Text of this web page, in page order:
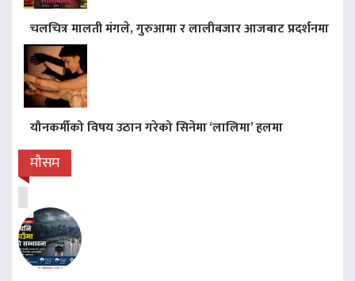
चलचित्र मालती मंगले, गुरुआमा र लालीबजार आजबाट प्रदर्शनमा
यौनकर्मीको विषय उठान गरेको सिनेमा ‘लालिमा’ हलमा
मौसम